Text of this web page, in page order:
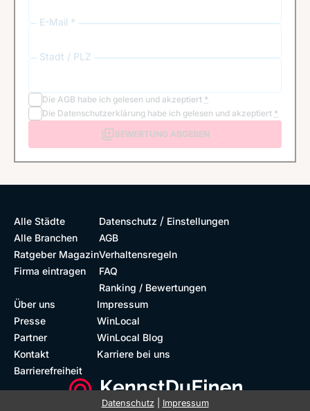
E-Mail *
Stadt / PLZ
Die AGB habe ich gelesen und akzeptiert *
Die Datenschutzerklärung habe ich gelesen und akzeptiert *
BEWERTUNG ABGEBEN
Alle Städte
Alle Branchen
Ratgeber Magazin
Firma eintragen
Datenschutz / Einstellungen
AGB
Verhaltensregeln
FAQ
Ranking / Bewertungen
Über uns
Presse
Partner
Kontakt
Barrierefreiheit
Impressum
WinLocal
WinLocal Blog
Karriere bei uns
Datenschutz| Impressum